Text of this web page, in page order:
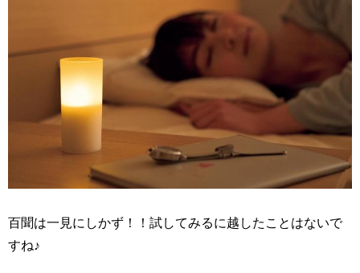
百聞は一見にしかず！！試してみるに越したことはないで
すね♪